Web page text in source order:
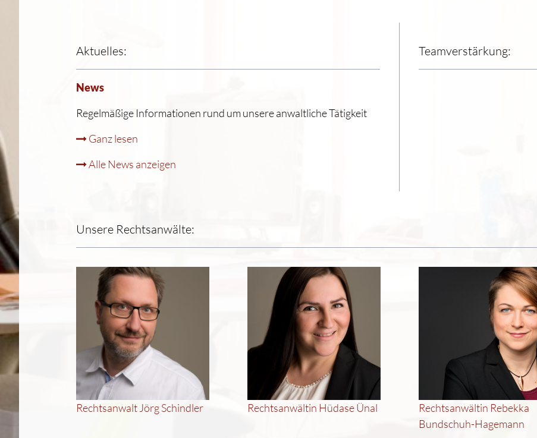
Aktuelles:
News
Regelmäßige Informationen rund um unsere anwaltliche Tätigkeit
Ganz lesen
Alle News anzeigen
Teamverstärkung:
Unsere Rechtsanwälte:
Rechtsanwalt Jörg Schindler Rechtsanwältin Hüdase Ünal
Rechtsanwältin Rebekka
Bundschuh-Hagemann